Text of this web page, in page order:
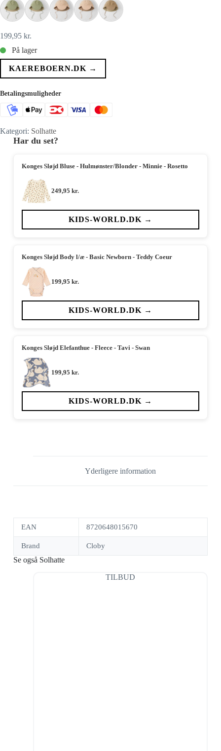
199,95 kr.
På lager
KAEREBOERN.DK →
Betalingsmuligheder
Kategori: Solhatte
Har du set?
Konges Sløjd Bluse - Hulmønster/Blonder - Minnie - Rosetto
249,95 kr.
KIDS-WORLD.DK →
Konges Sløjd Body l/æ - Basic Newborn - Teddy Coeur
199,95 kr.
KIDS-WORLD.DK →
Konges Sløjd Elefanthue - Fleece - Tavi - Swan
199,95 kr.
KIDS-WORLD.DK →
Yderligere information
EAN 8720648015670
Brand Cloby
Se også Solhatte
TILBUD